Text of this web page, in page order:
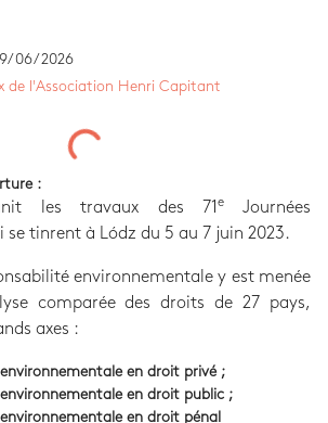
06/2026
de l'Association Henri Capitant
:
les travaux des 71e
Journées
se tinrent à Lódz du 5 au 7 juin 2023.
environnementale y est menée
comparée des droits de 27 pays,
axes :
en droit privé ;
en droit public ;
en droit pénal